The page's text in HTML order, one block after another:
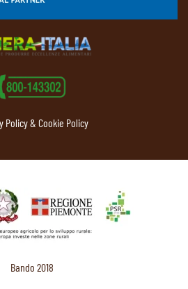
Policy & Cookie Policy
Bando 2018